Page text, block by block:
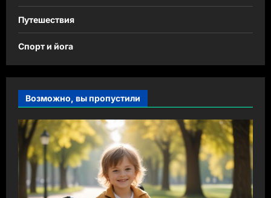
Путешествия
Спорт и йога
Возможно, вы пропустили